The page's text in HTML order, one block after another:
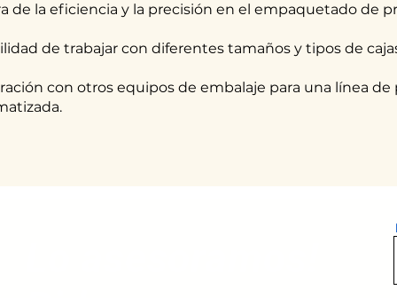
de la eficiencia y la precisión en el empaquetado de
de trabajar con diferentes tamaños y tipos de
con otros equipos de embalaje para una línea